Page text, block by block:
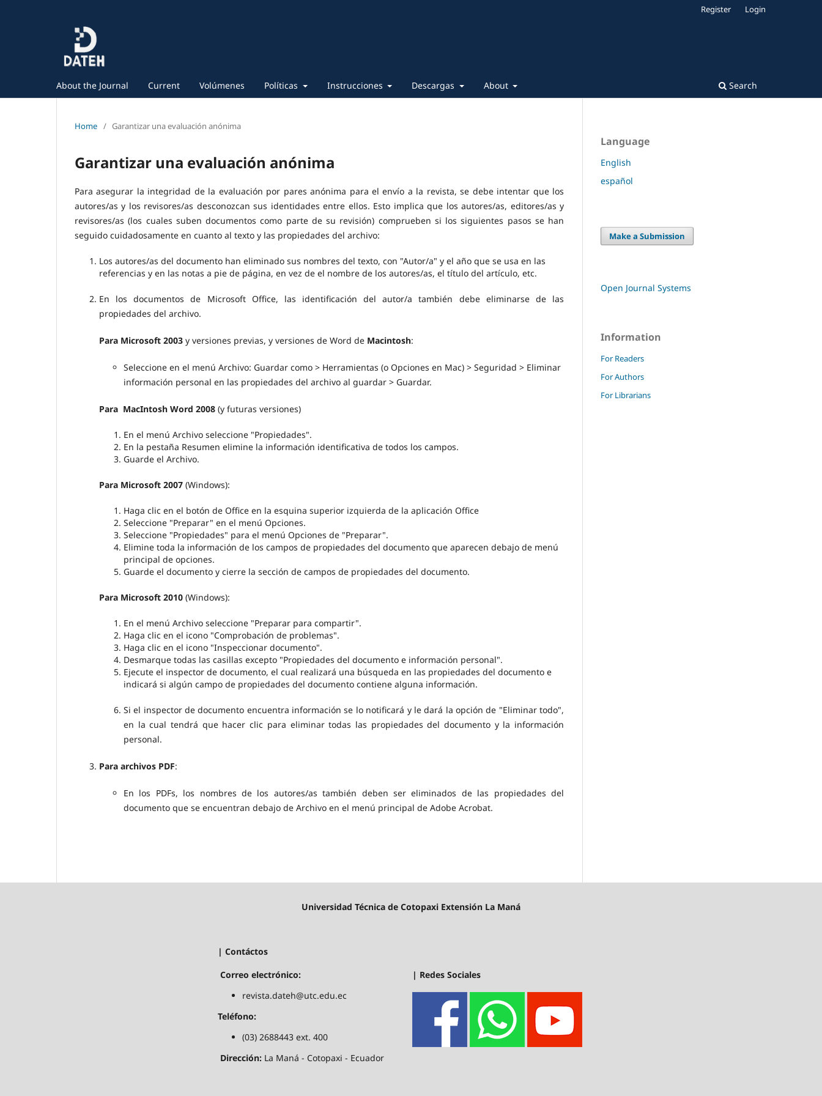
About the Journal Current Volúmenes Políticas Instrucciones Descargas About Search
Register Login
Home / Garantizar una evaluación anónima
Garantizar una evaluación anónima
Para asegurar la integridad de la evaluación por pares anónima para el envío a la revista, se debe intentar que los
autores/as y los revisores/as desconozcan sus identidades entre ellos. Esto implica que los autores/as, editores/as y
revisores/as (los cuales suben documentos como parte de su revisión) comprueben si los siguientes pasos se han
seguido cuidadosamente en cuanto al texto y las propiedades del archivo:
Los autores/as del documento han eliminado sus nombres del texto, con "Autor/a" y el año que se usa en las
referencias y en las notas a pie de página, en vez de el nombre de los autores/as, el título del artículo, etc.
En los documentos de Microsoft Office, las identificación del autor/a también debe eliminarse de las
propiedades del archivo.
Para Microsoft 2003 y versiones previas, y versiones de Word de Macintosh:
Seleccione en el menú Archivo: Guardar como > Herramientas (o Opciones en Mac) > Seguridad > Eliminar
información personal en las propiedades del archivo al guardar > Guardar.
Para MacIntosh Word 2008 (y futuras versiones)
En el menú Archivo seleccione "Propiedades".
En la pestaña Resumen elimine la información identificativa de todos los campos.
Guarde el Archivo.
Para Microsoft 2007 (Windows):
Haga clic en el botón de Office en la esquina superior izquierda de la aplicación Office
Seleccione "Preparar" en el menú Opciones.
Seleccione "Propiedades" para el menú Opciones de "Preparar".
Elimine toda la información de los campos de propiedades del documento que aparecen debajo de menú
principal de opciones.
Guarde el documento y cierre la sección de campos de propiedades del documento.
Para Microsoft 2010 (Windows):
En el menú Archivo seleccione "Preparar para compartir".
Haga clic en el icono "Comprobación de problemas".
Haga clic en el icono "Inspeccionar documento".
Desmarque todas las casillas excepto "Propiedades del documento e información personal".
Ejecute el inspector de documento, el cual realizará una búsqueda en las propiedades del documento e
indicará si algún campo de propiedades del documento contiene alguna información.
Si el inspector de documento encuentra información se lo notificará y le dará la opción de "Eliminar todo",
en la cual tendrá que hacer clic para eliminar todas las propiedades del documento y la información
personal.
Para archivos PDF:
En los PDFs, los nombres de los autores/as también deben ser eliminados de las propiedades del
documento que se encuentran debajo de Archivo en el menú principal de Adobe Acrobat.
Language
English
español
Make a Submission
Open Journal Systems
Information
For Readers
For Authors
For Librarians
Universidad Técnica de Cotopaxi Extensión La Maná
| Contáctos
Correo electrónico:
revista.dateh@utc.edu.ec
Teléfono:
(03) 2688443 ext. 400
Dirección: La Maná - Cotopaxi - Ecuador
| Redes Sociales